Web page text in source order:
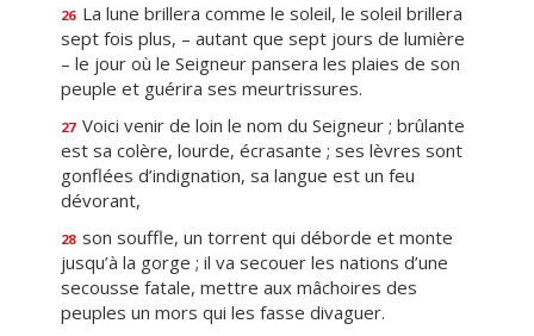
26 La lune brillera comme le soleil, le soleil brillera
sept fois plus, – autant que sept jours de lumière
– le jour où le Seigneur pansera les plaies de son
peuple et guérira ses meurtrissures.
27 Voici venir de loin le nom du Seigneur ; brûlante
est sa colère, lourde, écrasante ; ses lèvres sont
gonflées d’indignation, sa langue est un feu
dévorant,
28 son souffle, un torrent qui déborde et monte
jusqu’à la gorge ; il va secouer les nations d’une
secousse fatale, mettre aux mâchoires des
peuples un mors qui les fasse divaguer.